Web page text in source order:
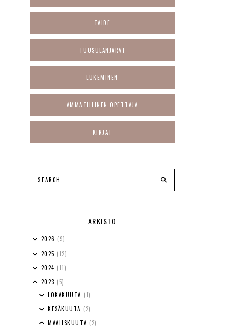
TAIDE
TUUSULANJÄRVI
LUKEMINEN
AMMATILLINEN OPETTAJA
KIRJAT
ARKISTO
2026 (9)
2025 (12)
2024 (11)
2023 (5)
LOKAKUUTA (1)
KESÄKUUTA (2)
MAALISKUUTA (2)